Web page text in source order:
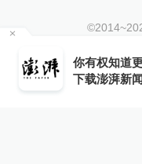
你有权知道
下载澎湃新
©2014~
互联网新闻
沪公网